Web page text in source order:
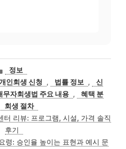
카
테
고
리
정보
인회생 신청 , 법률 정보 ,
신
무자회생법 주요 내용 ,
혜택 분
회생 절차
터 리뷰: 프로그램, 시설, 가격 솔직
후기
령: 승인율 높이는 표현과 예시 문